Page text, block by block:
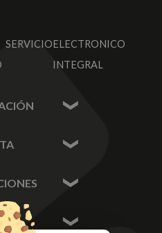
ELECTRONICO
INTEGRAL
de Toros.